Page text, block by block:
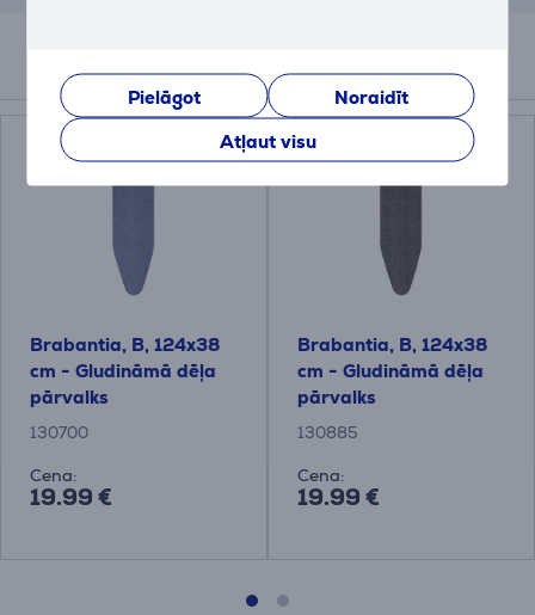
Pielāgot
Noraidīt
Atļaut visu
Papildus aksesuāri
Brabantia, B, 124x38
cm - Gludināmā dēļa
pārvalks
130700
Cena:
19.99 €
Brabantia, B, 124x38
cm - Gludināmā dēļa
pārvalks
130885
Cena:
19.99 €